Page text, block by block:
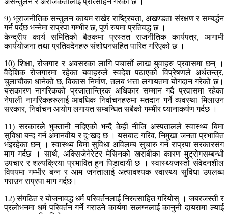
9) भूराजनीतिक सन्तुलन कायम राखेर राष्ट्रियता, अखण्डता संरक्षण र सम्बर्द्धन
गर्न पर्दछ भन्नेमा राप्रपा गम्भीर छ, पूर्ण रुपमा प्रतिवद्ध छ ।
केन्द्रीय कार्य समितिको बैठकमा प्रस्तत राजनीतिक कार्यपत्र, आगामी
कार्ययोजना तथा प्रतिवदेनहरु संशोधनसहित पारित गरिएको छ ।
10) शिक्षा, रोजगार र अवसरका लागि पचासौं लाख युवाहरु प्रवासमा छन् ।
वैदेशिक रोजगारमा रहेका यवाहरुले स्वदेश पठाएको विप्रेषणले अर्थतन्त्र,
चुलाचौका धानेको छ, विकास निर्माण, तलब भत्ता लगायतमा योगदान गरेको छ।
यसकारण नागरिकको प्रजातान्त्रिक अधिकार सम्मान गदै प्रवासमा रहेका
नेपाली नागरिकहरुलाई आवधिक निर्वाचनहरुमा मतदान गर्ने व्यवस्था मिलाउन
सरकार, निर्वाचन आयोग लगायत सम्बन्धित सबैको गम्भीर ध्यानाकर्षण गर्दछ ।
11) सरकारले भुक्तानी नदिएको भन्दै केही नीजि अस्पतालले स्वास्थ्य बिमा
सुविधा बन्द गर्न अमानवीय र दुःखद छ । यसबाट गरिव, निमुखा जनता प्रभावित
भइरहेका छन् । स्वास्थ्य बिमा सुविधा अविलम्ब सुचारु गर्न राप्रपा सरकारसंग
माग गर्दछ । साथै, अक्सिजेनेरेटर मेसिनको खराबीका कारण मुट्रोगसम्बन्धी
उपचार र शल्यक्रिया प्रभावित हुन पिडादायी छ । स्वास्थ्यजस्तो संवेदनशील
विषयमा गम्भीर बन्न र आम जनतालाई अत्यावश्यक स्वास्थ्य सुविधा उपलब्ध
गराउन राप्रपा माग गर्दछ।
12) संगठित र योजनावद्ध धर्म परिवर्तनलाई निरुत्साहित गरियोस् । जबरजस्ती र
प्रलोभनमा धर्म परिवर्तन गर्ने गराउने कार्यमा सलग्नलाई कानुनी दायरामा ल्याई